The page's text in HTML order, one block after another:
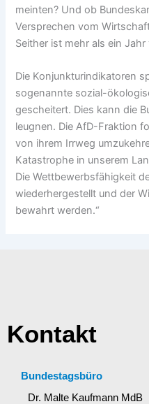
meinten? Und ob
Versprechen vom
Seither ist mehr als ein
Die Konjunkturindikatoren
sogenannte sozial-
gescheitert. Dies kann die
leugnen. Die AfD-Fraktion
von ihrem Irrweg
Katastrophe in unserem
Die Wettbewerbsfähigkeit
wiederhergestellt und der
bewahrt werden.“
Kontakt
Bundestagsbüro
Dr. Malte Kaufmann MdB